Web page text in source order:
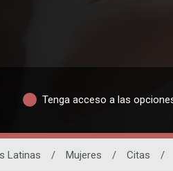
Tenga acceso a las
Latinas / Mujeres / Citas /